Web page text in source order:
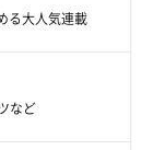
る大人気連載
など